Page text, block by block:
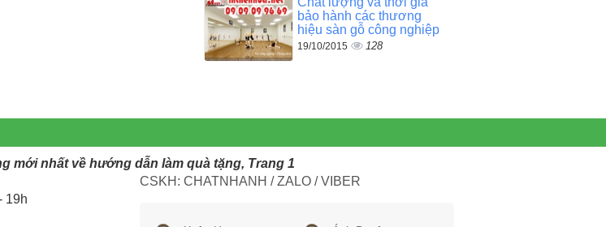
bảo hành các thương
hiệu sàn gỗ công nghiệp
19/10/2015 128
mới nhất về hướng dẫn làm quà tặng, Trang 1
19h
CSKH: CHATNHANH / ZALO / VIBER